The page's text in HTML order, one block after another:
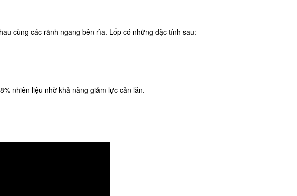
cùng các rãnh ngang bên rìa. Lốp có những đặc tính sau:
nhiên liệu nhờ khả năng giảm lực cản lăn.